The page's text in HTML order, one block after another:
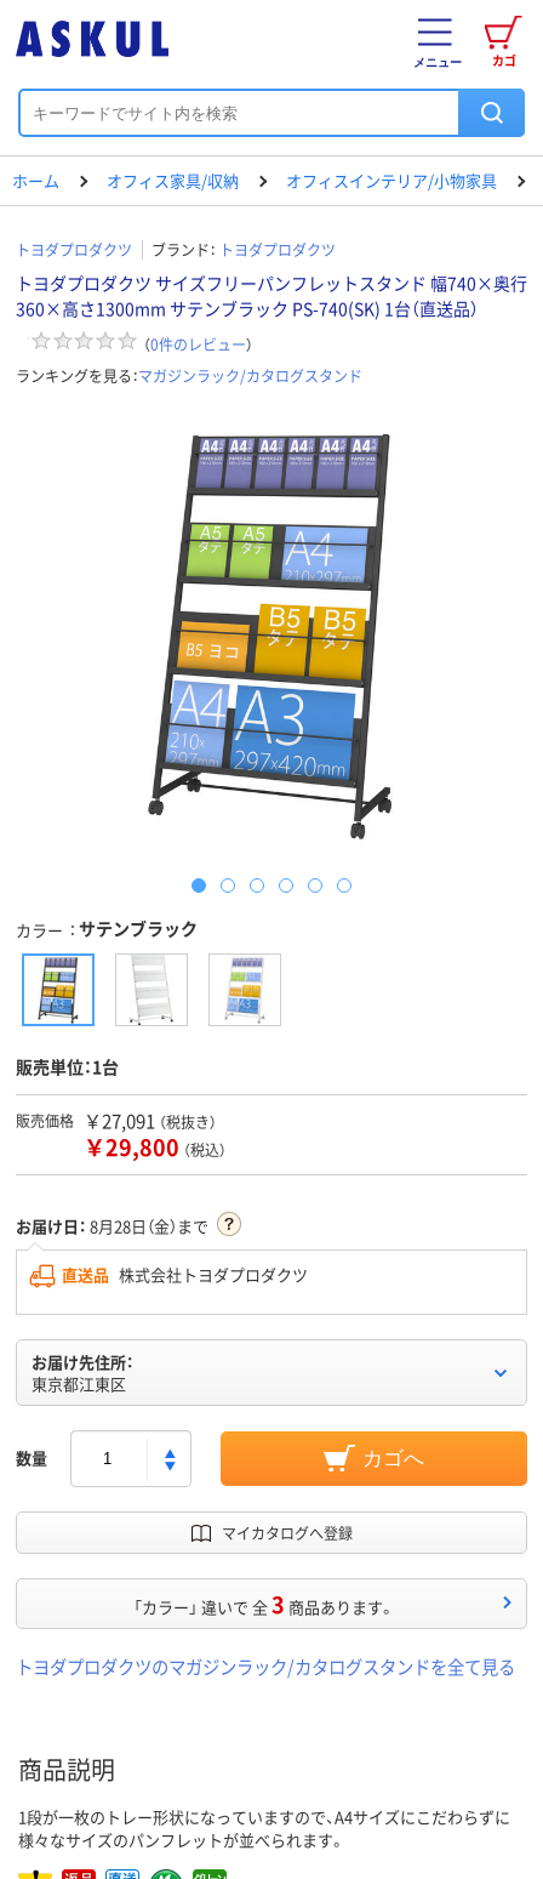
カゴ
メニュー
ホーム オフィス家具/収納 オフィスインテリア/小物家具
トヨダプロダクツ ブランド： トヨダプロダクツ
トヨダプロダクツ サイズフリーパンフレットスタンド 幅740×奥行
360×高さ1300mm サテンブラック PS-740(SK) 1台（直送品）
（0件のレビュー）
ランキングを見る：マガジンラック/カタログスタンド
カラー サテンブラック
販売単位：1台
販売価格 ￥27,091 （税抜き）
￥29,800 （税込）
お届け日： 8月28日（金）まで
直送品 株式会社トヨダプロダクツ
お届け先住所：
東京都江東区
数量 カゴへ
マイカタログへ登録
「カラー」 違いで 全3 商品あります。
トヨダプロダクツのマガジンラック/カタログスタンドを全て見る
商品説明
1段が一枚のトレー形状になっていますので、A4サイズにこだわらずに
様々なサイズのパンフレットが並べられます。